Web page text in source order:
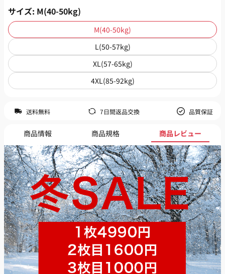
サイズ: M(40-50kg)
M(40-50kg)
L(50-57kg)
XL(57-65kg)
4XL(85-92kg)
送料無料 7日間返品交換 品質保証
商品情報 商品規格 商品レビュー